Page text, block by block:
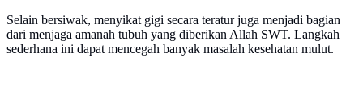
Selain bersiwak, menyikat gigi secara teratur juga menjadi bagian
dari menjaga amanah tubuh yang diberikan Allah SWT. Langkah
sederhana ini dapat mencegah banyak masalah kesehatan mulut.